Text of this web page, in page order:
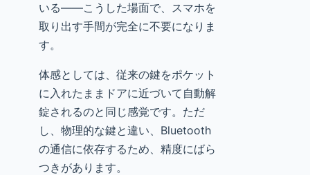
いる――こうした場面で、スマホを
取り出す手間が完全に不要になりま
す。
体感としては、従来の鍵をポケット
に入れたままドアに近づいて自動解
錠されるのと同じ感覚です。ただ
し、物理的な鍵と違い、Bluetooth
の通信に依存するため、精度にばら
つきがあります。